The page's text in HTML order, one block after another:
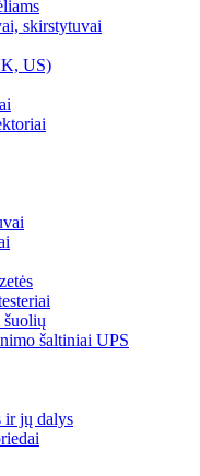
skirstytuvai
US)
šuolių
šaltiniai UPS
ir jų dalys